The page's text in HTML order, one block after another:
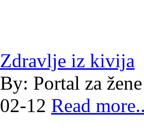
Zdravlje iz kivija
By: Portal za žene
02-12 Read